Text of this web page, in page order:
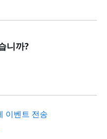
니까?
이벤트 전송